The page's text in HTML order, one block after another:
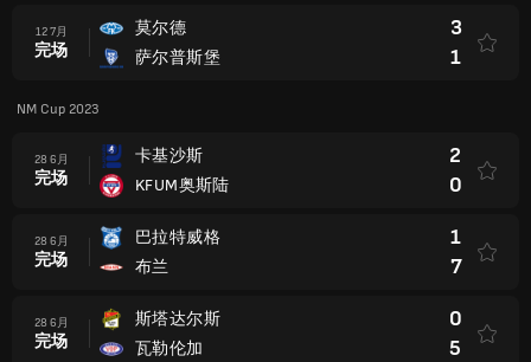
12 7月
完场
莫尔德
萨尔普斯堡
3
1
NM Cup 2023
28 6月
完场
卡基沙斯
KFUM奥斯陆
2
0
28 6月
完场
巴拉特威格
布兰
1
7
28 6月
完场
斯塔达尔斯
瓦勒伦加
0
5